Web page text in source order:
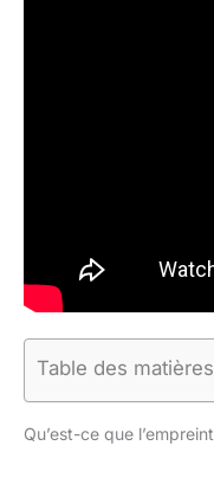
Table des matières
Qu’est-ce que